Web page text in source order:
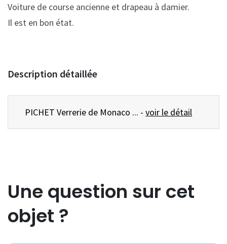
Voiture de course ancienne et drapeau à damier.
Il est en bon état.
Description détaillée
PICHET Verrerie de Monaco ... - voir le détail
Une question sur cet
objet ?